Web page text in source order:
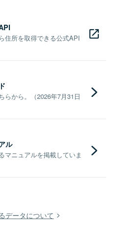
住所を取得できる公式API
らから。（2026年7月31日
ル
マニュアルを掲載していま
データについて